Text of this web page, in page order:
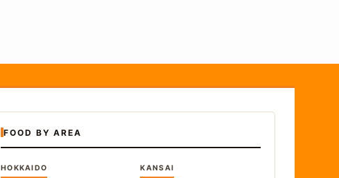
FOOD BY AREA
HOKKAIDO KANSAI